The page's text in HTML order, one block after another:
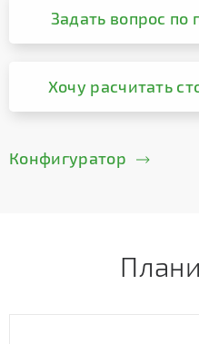
Задать вопрос по
Хочу расчитать
Конфигуратор